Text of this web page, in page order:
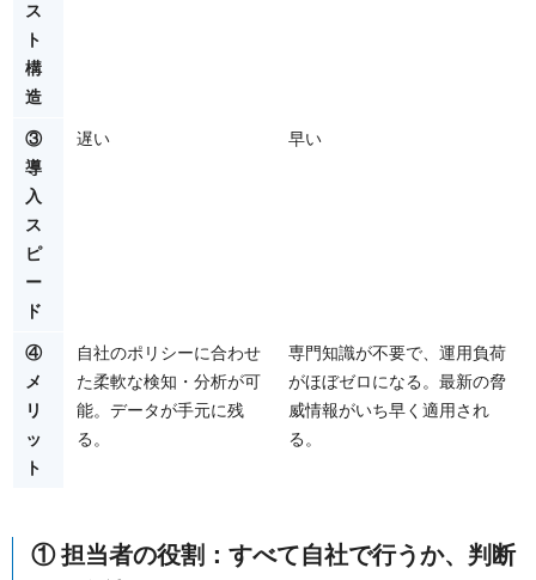
ス
ト
構
造
③
導
入
ス
ピ
ー
ド
遅い 早い
④
メ
リ
ッ
ト
自社のポリシーに合わせ
た柔軟な検知・分析が可
能。データが手元に残
る。
専門知識が不要で、運用負荷
がほぼゼロになる。最新の脅
威情報がいち早く適用され
る。
① 担当者の役割：すべて自社で行うか、判断